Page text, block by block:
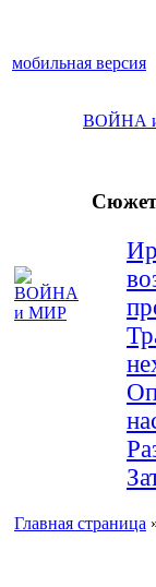
мобильная версия
ВОЙНА
Главная страница